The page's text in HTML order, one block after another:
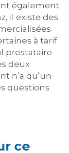
également
il existe des
à tarif
prestataire
deux
n’a qu’un
questions
ce